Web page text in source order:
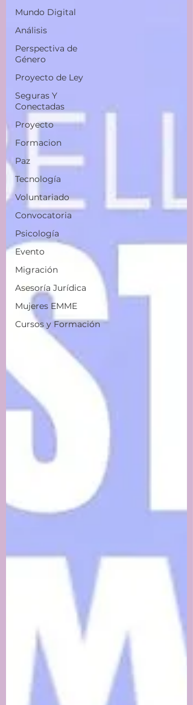
Mundo Digital
Análisis
Perspectiva de
Género
Proyecto de Ley
Seguras Y
Conectadas
Proyecto
Formacion
Paz
Tecnología
Voluntariado
Convocatoria
Psicología
Evento
Migración
Asesoría Jurídica
Mujeres EMME
Cursos y Formación